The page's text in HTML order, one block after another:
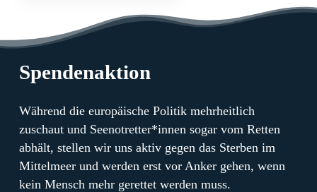
Spendenaktion
Während die europäische Politik mehrheitlich
zuschaut und Seenotretter*innen sogar vom Retten
abhält, stellen wir uns aktiv gegen das Sterben im
Mittelmeer und werden erst vor Anker gehen, wenn
kein Mensch mehr gerettet werden muss.